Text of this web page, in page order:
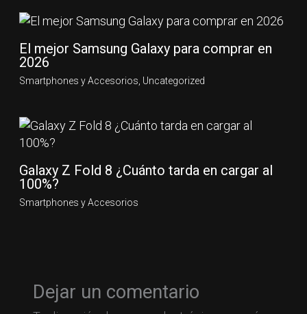
El mejor Samsung Galaxy para comprar en
2026
Smartphones y Accesorios, Uncategorized
Galaxy Z Fold 8 ¿Cuánto tarda en cargar al
100%?
Smartphones y Accesorios
Dejar un comentario